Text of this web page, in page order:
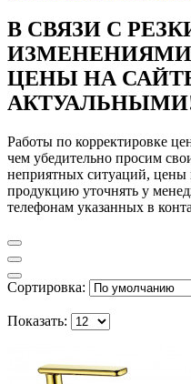
В СВЯЗИ С
ЦЕНЫ НА
Работы по корректировке
чем убедительно просим
неприятных ситуаций, цены
продукцию уточнять у
телефонам указанных в
Сортировка:
Показать: